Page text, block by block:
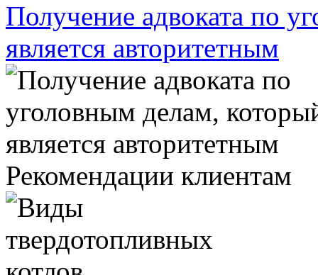
Получение адвоката по
является авторитетным
Рекомендации клиентам